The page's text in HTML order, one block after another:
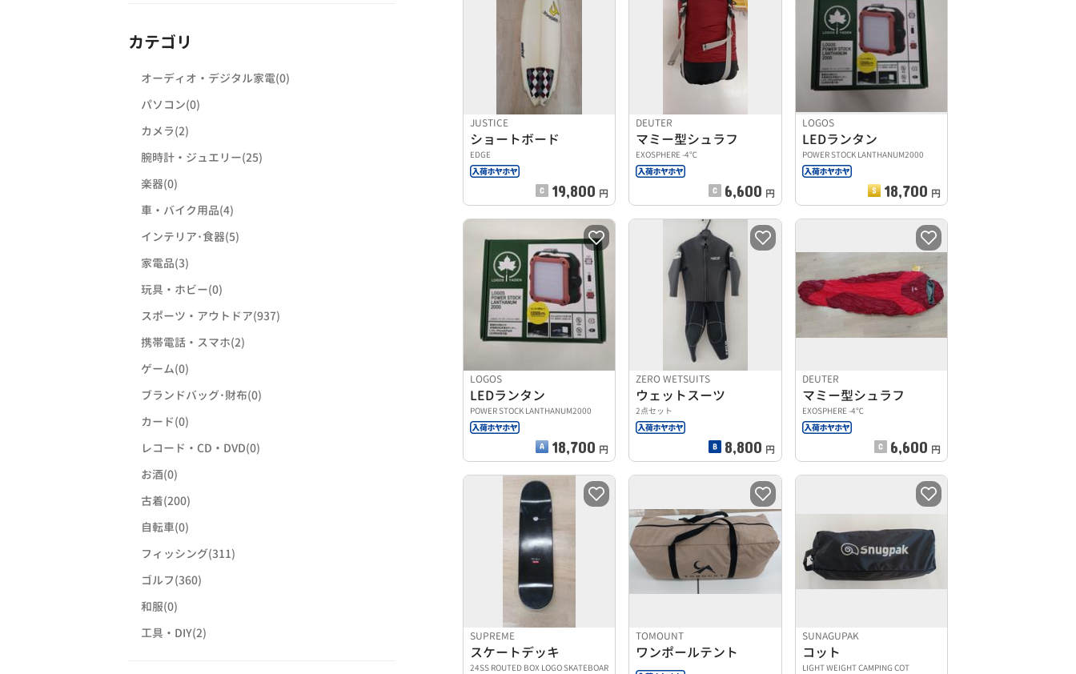
カテゴリ
オーディオ・デジタル家電(0)
パソコン(0)
カメラ(2)
腕時計・ジュエリー(25)
楽器(0)
車・バイク用品(4)
インテリア･食器(5)
家電品(3)
玩具・ホビー(0)
スポーツ・アウトドア(937)
携帯電話・スマホ(2)
ゲーム(0)
ブランドバッグ･財布(0)
カード(0)
レコード・CD・DVD(0)
お酒(0)
古着(200)
自転車(0)
フィッシング(311)
ゴルフ(360)
和服(0)
工具・DIY(2)
JUSTICE
ショートボード
EDGE
19,800 円
DEUTER
マミー型シュラフ
EXOSPHERE -4℃
6,600 円
LOGOS
LEDランタン
POWER STOCK LANTHANUM2000
18,700 円
LOGOS
LEDランタン
POWER STOCK LANTHANUM2000
18,700 円
ZERO WETSUITS
ウェットスーツ
2点セット
8,800 円
DEUTER
マミー型シュラフ
EXOSPHERE -4℃
6,600 円
SUPREME
スケートデッキ
24SS ROUTED BOX LOGO SKATEBOAR
TOMOUNT
ワンポールテント
SUNAGUPAK
コット
LIGHT WEIGHT CAMPING COT